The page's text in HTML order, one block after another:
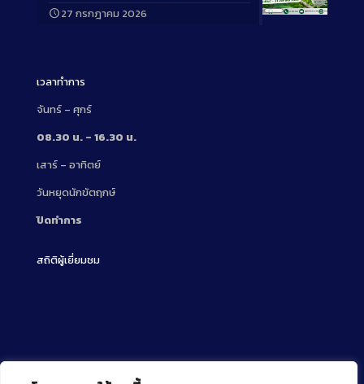
Long
27 กรกฎาคม 2026
เวลาทำการ
จันทร์ – ศุกร์
08.30 น. – 16.30 น.
เสาร์ – อาทิตย์
วันหยุดนักขัตฤกษ์
ปิดทำการ
สถิติผู้เยี่ยมชม